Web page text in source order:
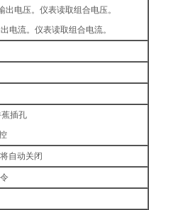
电压。仪表读取组合电压。
电流。仪表读取组合电流。
插孔
自动关闭